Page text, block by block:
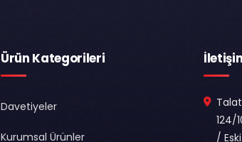
Ürün Kategorileri
Davetiyeler
Kurumsal Ürünler
124/
/